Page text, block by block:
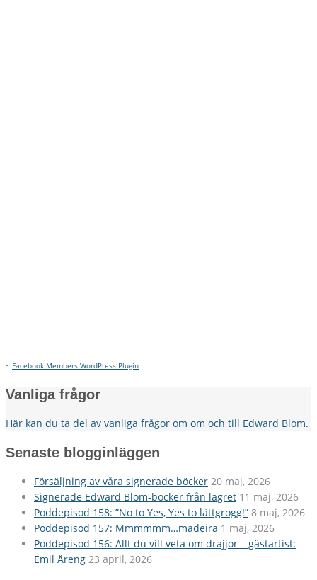
- Facebook Members WordPress Plugin
Vanliga frågor
Här kan du ta del av vanliga frågor om om och till Edward Blom.
Senaste blogginläggen
Försäljning av våra signerade böcker 20 maj, 2026
Signerade Edward Blom-böcker från lagret 11 maj, 2026
Poddepisod 158: ”No to Yes, Yes to lättgrogg!” 8 maj, 2026
Poddepisod 157: Mmmmmm…madeira 1 maj, 2026
Poddepisod 156: Allt du vill veta om drajjor – gästartist:
Emil Åreng 23 april, 2026